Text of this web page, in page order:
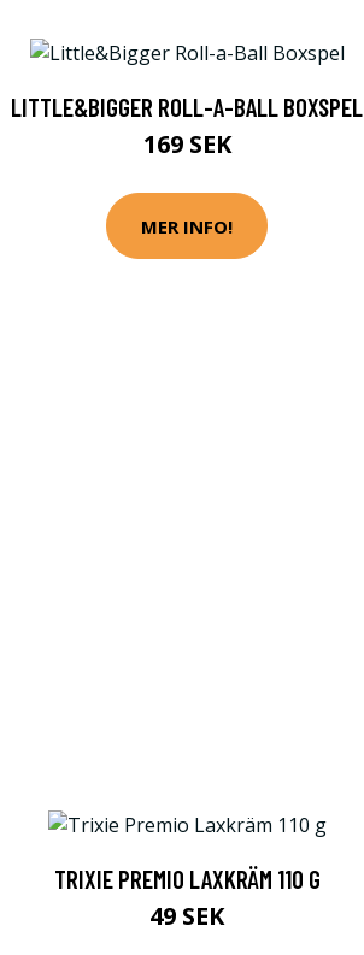
LITTLE&BIGGER ROLL-A-BALL BOXSPEL
169 SEK
MER INFO!
TRIXIE PREMIO LAXKRÄM 110 G
49 SEK